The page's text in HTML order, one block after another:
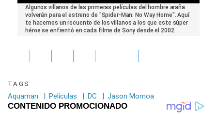
seconds
Algunos villanos de las primeras películas del hombre araña
volverán para el estreno de "Spider-Man: No Way Home". Aquí
te hacemos un recuento de los villanos a los que este súper
héroe se enfrentó en cada filme de Sony desde el 2002.
TAGS
Aquaman | Películas | DC | Jason Momoa